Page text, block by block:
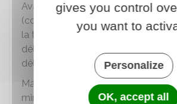
Avant le début de la période de
(correspondant à la saison
la taxe au réel ou forfaitaire sont
délibération du conseil municipal,
délibérant de l'
EPCI.
Mais ces tarifs doivent être
minimal (tarif plancher) et un tarif
gives you control
you want to
Personalize
OK, accept all